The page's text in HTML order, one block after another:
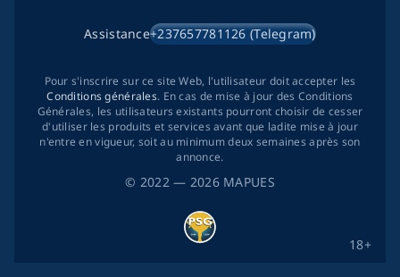
© 2022— 2026 MAPUES
Assistance+237657781126 (Telegram)
18+
Pour s'inscrire sur ce site Web, l'utilisateur doit accepter les
Conditions générales. En cas de mise à jour des Conditions
Générales, les utilisateurs existants pourront choisir de cesser
d'utiliser les produits et services avant que ladite mise à jour
n'entre en vigueur, soit au minimum deux semaines après son
annonce.